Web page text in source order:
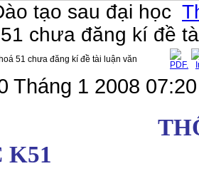
tạo sau đại học
chưa đăng kí đề
51 chưa đăng kí đề tài luận văn
Tháng 1 2008 07:20
K51